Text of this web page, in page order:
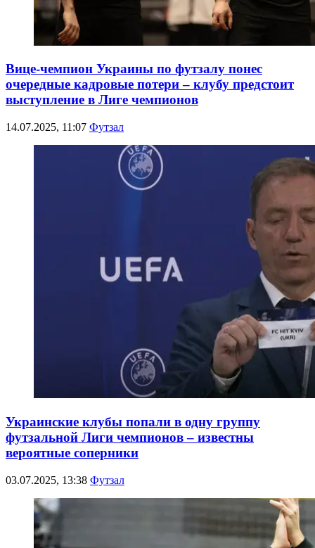
Вице-чемпион Украины по футзалу понес
очередные кадровые потери – клубу предстоит
выступление в Лиге чемпионов
14.07.2025, 11:07 Футзал
Украинские клубы попали в одну группу
футзальной Лиги чемпионов – известны
вероятные соперники
03.07.2025, 13:38 Футзал